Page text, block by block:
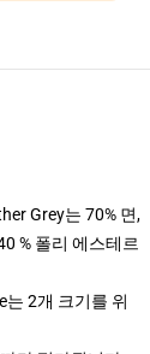
Grey는 70% 면,
% 폴리 에스테르
2개 크기를 위